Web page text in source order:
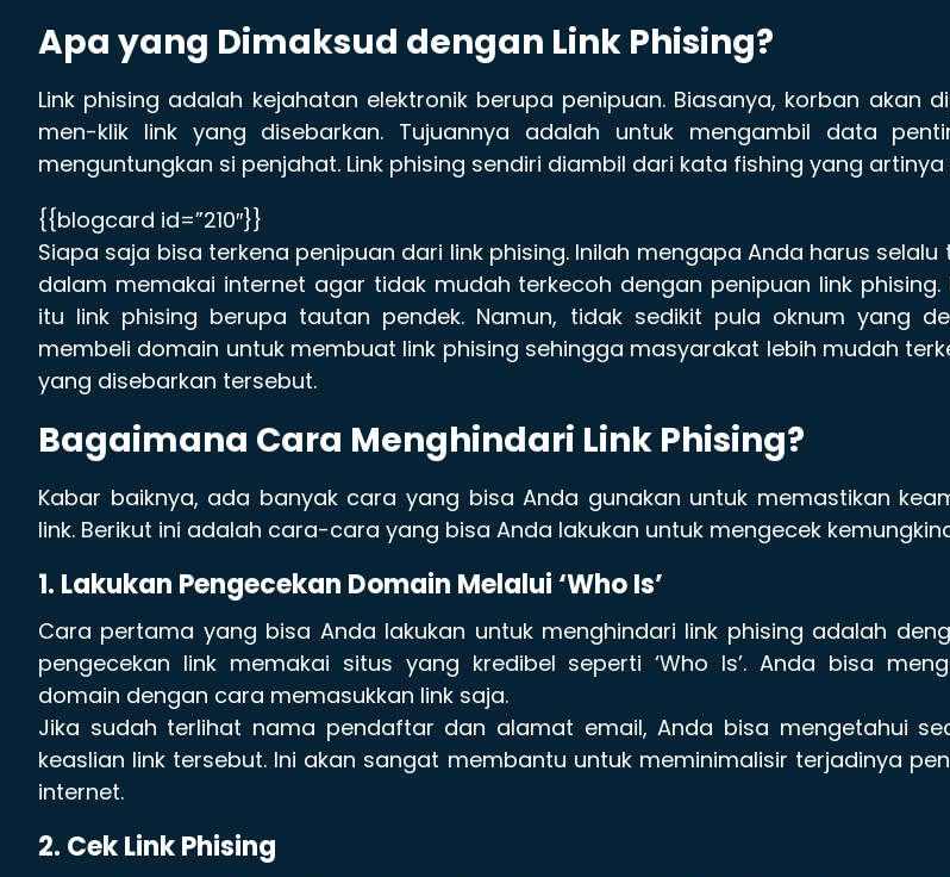
Apa yang Dimaksud dengan Link Phising?
Link phising adalah kejahatan elektronik berupa penipuan. Biasanya, korban akan
men-klik link yang disebarkan. Tujuannya adalah untuk mengambil data
menguntungkan si penjahat. Link phising sendiri diambil dari kata fishing yang
{{blogcard id=”210″}}
Siapa saja bisa terkena penipuan dari link phising. Inilah mengapa Anda harus
dalam memakai internet agar tidak mudah terkecoh dengan penipuan link phising.
itu link phising berupa tautan pendek. Namun, tidak sedikit pula oknum yang
membeli domain untuk membuat link phising sehingga masyarakat lebih mudah
yang disebarkan tersebut.
Bagaimana Cara Menghindari Link Phising?
Kabar baiknya, ada banyak cara yang bisa Anda gunakan untuk memastikan
link. Berikut ini adalah cara-cara yang bisa Anda lakukan untuk mengecek
1. Lakukan Pengecekan Domain Melalui ‘Who Is’
Cara pertama yang bisa Anda lakukan untuk menghindari link phising adalah
pengecekan link memakai situs yang kredibel seperti ‘Who Is’. Anda bisa
domain dengan cara memasukkan link saja.
Jika sudah terlihat nama pendaftar dan alamat email, Anda bisa mengetahui
keaslian link tersebut. Ini akan sangat membantu untuk meminimalisir terjadinya
internet.
2. Cek Link Phising